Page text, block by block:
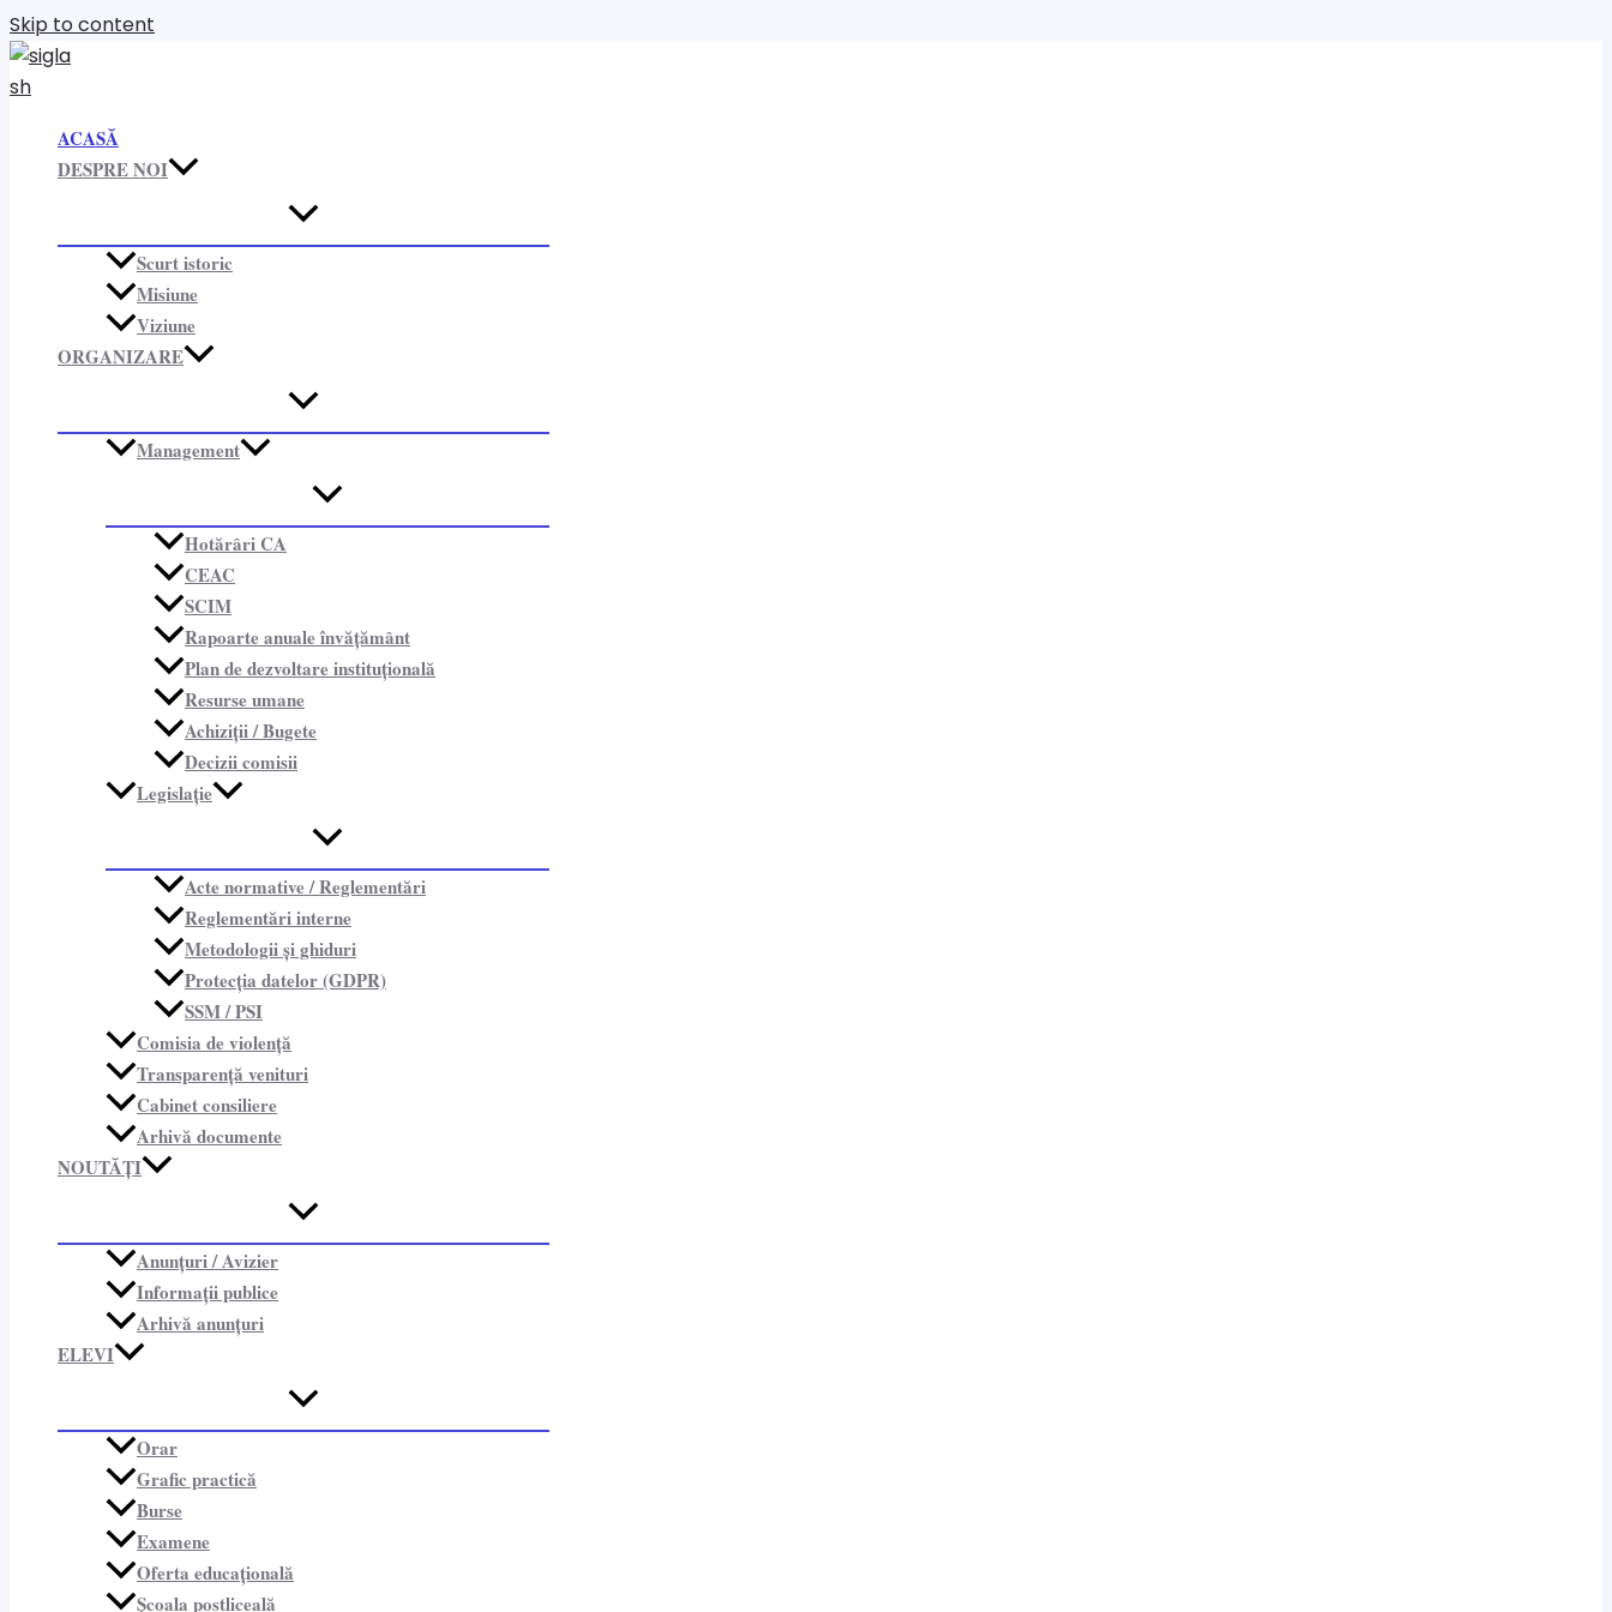
Skip to content
ACASĂ
DESPRE NOI
Scurt istoric
Misiune
Viziune
ORGANIZARE​
Management
Hotărâri CA
CEAC
SCIM
Rapoarte anuale învățământ
Plan de dezvoltare instituțională
Resurse umane
Achiziții / Bugete
Decizii comisii
Legislație
Acte normative / Reglementări
Reglementări interne
Metodologii și ghiduri
Protecția datelor (GDPR)
SSM / PSI
Comisia de violență
Transparență venituri
Cabinet consiliere​
Arhivă documente
NOUTĂȚI
Anunțuri / Avizier
Informații publice​
Arhivă anunțuri
ELEVI
Orar
Grafic practică
Burse
Examene
Oferta educațională
Școala postliceală